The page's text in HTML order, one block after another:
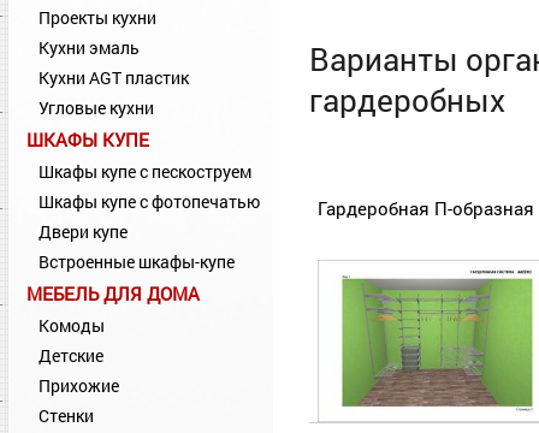
Проекты кухни
Кухни эмаль
Кухни AGT пластик
Угловые кухни
ШКАФЫ КУПЕ
Шкафы купе с пескоструем
Шкафы купе с фотопечатью
Двери купе
Встроенные шкафы-купе
МЕБЕЛЬ ДЛЯ ДОМА
Комоды
Детские
Прихожие
Стенки
Варианты
гардеробных
Гардеробная П-образная